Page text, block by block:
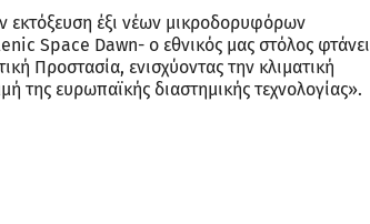
εκτόξευση έξι νέων μικροδορυφόρων
Space Dawn- ο εθνικός μας στόλος φτάνει
Προστασία, ενισχύοντας την κλιματική
της ευρωπαϊκής διαστημικής τεχνολογίας».